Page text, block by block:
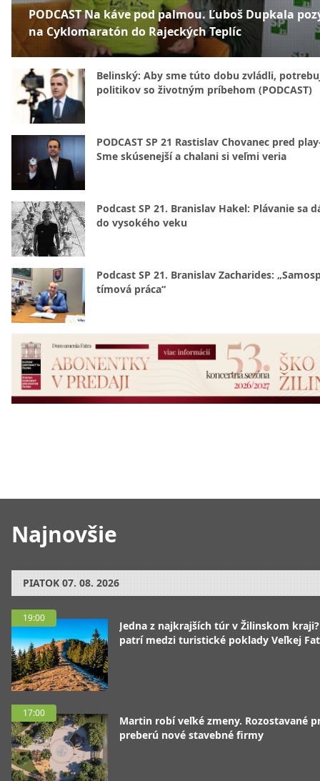
Najnovšie
PIATOK 07. 08. 2026
19:00
Jedna z najkrajších túr v Žilinskom
patrí medzi turistické poklady Veľkej
17:00
Martin robí veľké zmeny. Rozostavané
preberú nové stavebné firmy
PODCAST Na káve pod palmou. Ľuboš Dupkala
na Cyklomaratón do Rajeckých Teplíc
Belinský: Aby sme túto dobu zvládli,
politikov so životným príbehom (PODCAST)
PODCAST SP 21 Rastislav Chovanec pred
Sme skúsenejší a chalani si veľmi veria
Podcast SP 21. Branislav Hakel: Plávanie sa
do vysokého veku
Podcast SP 21. Branislav Zacharides:
tímová práca“